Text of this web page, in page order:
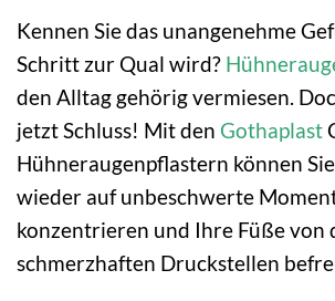
Kennen Sie das unangenehme
Schritt zur Qual wird?
den Alltag gehörig vermiesen.
jetzt Schluss! Mit den Gothaplast
Hühneraugenpflastern können
wieder auf unbeschwerte
konzentrieren und Ihre Füße von
schmerzhaften Druckstellen